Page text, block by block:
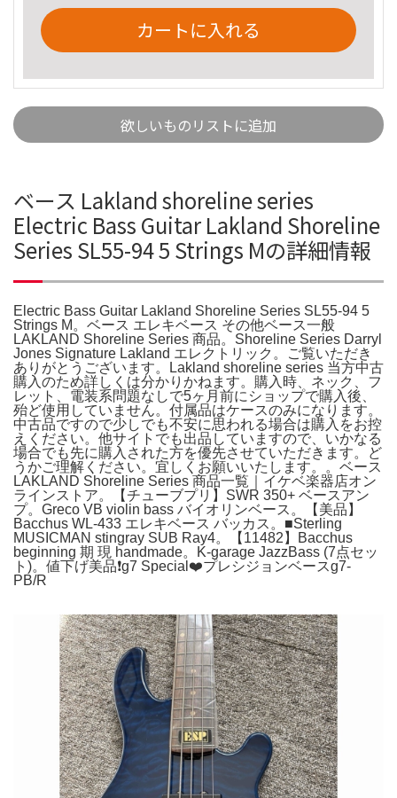
カートに入れる
欲しいものリストに追加
ベース Lakland shoreline series
Electric Bass Guitar Lakland Shoreline
Series SL55-94 5 Strings Mの詳細情報
Electric Bass Guitar Lakland Shoreline Series SL55-94 5
Strings M。ベース エレキベース その他ベース一般
LAKLAND Shoreline Series 商品。Shoreline Series Darryl
Jones Signature Lakland エレクトリック。ご覧いただき
ありがとうございます。Lakland shoreline series 当方中古
購入のため詳しくは分かりかねます。購入時、ネック、フ
レット、電装系問題なしで5ヶ月前にショップで購入後、
殆ど使用していません。付属品はケースのみになります。
中古品ですので少しでも不安に思われる場合は購入をお控
えください。他サイトでも出品していますので、いかなる
場合でも先に購入された方を優先させていただきます。ど
うかご理解ください。宜しくお願いいたします。。ベース
LAKLAND Shoreline Series 商品一覧｜イケベ楽器店オン
ラインストア。【チューブプリ】SWR 350+ ベースアン
プ。Greco VB violin bass バイオリンベース。【美品】
Bacchus WL-433 エレキベース バッカス。■Sterling
MUSICMAN stingray SUB Ray4。【11482】Bacchus
beginning 期 現 handmade。K-garage JazzBass (7点セッ
ト)。値下げ美品❗️g7 Special❤️プレシジョンベースg7-
PB/R